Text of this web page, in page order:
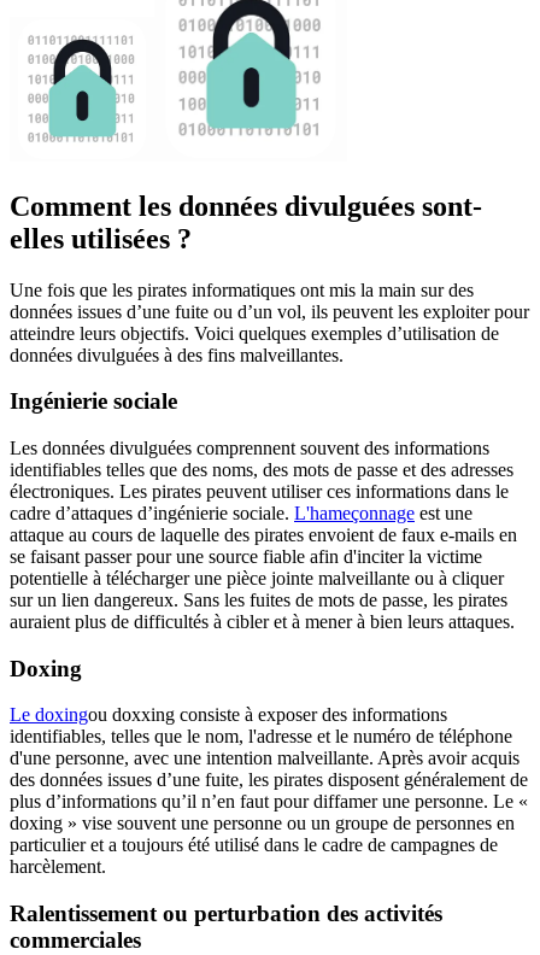
Comment les données divulguées sont-
elles utilisées ?
Une fois que les pirates informatiques ont mis la main sur des
données issues d’une fuite ou d’un vol, ils peuvent les exploiter pour
atteindre leurs objectifs. Voici quelques exemples d’utilisation de
données divulguées à des fins malveillantes.
Ingénierie sociale
Les données divulguées comprennent souvent des informations
identifiables telles que des noms, des mots de passe et des adresses
électroniques. Les pirates peuvent utiliser ces informations dans le
cadre d’attaques d’ingénierie sociale. L'hameçonnage est une
attaque au cours de laquelle des pirates envoient de faux e-mails en
se faisant passer pour une source fiable afin d'inciter la victime
potentielle à télécharger une pièce jointe malveillante ou à cliquer
sur un lien dangereux. Sans les fuites de mots de passe, les pirates
auraient plus de difficultés à cibler et à mener à bien leurs attaques.
Doxing
Le doxingou doxxing consiste à exposer des informations
identifiables, telles que le nom, l'adresse et le numéro de téléphone
d'une personne, avec une intention malveillante. Après avoir acquis
des données issues d’une fuite, les pirates disposent généralement de
plus d’informations qu’il n’en faut pour diffamer une personne. Le «
doxing » vise souvent une personne ou un groupe de personnes en
particulier et a toujours été utilisé dans le cadre de campagnes de
harcèlement.
Ralentissement ou perturbation des activités
commerciales